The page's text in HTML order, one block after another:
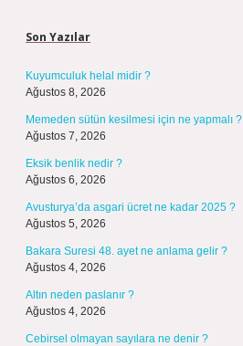
Son Yazılar
Kuyumculuk helal midir ?
Ağustos 8, 2026
Memeden sütün kesilmesi için ne yapmalı ?
Ağustos 7, 2026
Eksik benlik nedir ?
Ağustos 6, 2026
Avusturya’da asgari ücret ne kadar 2025 ?
Ağustos 5, 2026
Bakara Suresi 48. ayet ne anlama gelir ?
Ağustos 4, 2026
Altın neden paslanır ?
Ağustos 4, 2026
Cebirsel olmayan sayılara ne denir ?